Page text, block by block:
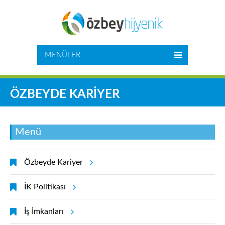
MENÜLER
ÖZBEYDE KARİYER
Menü
Özbeyde Kariyer
İK Politikası
İş İmkanları